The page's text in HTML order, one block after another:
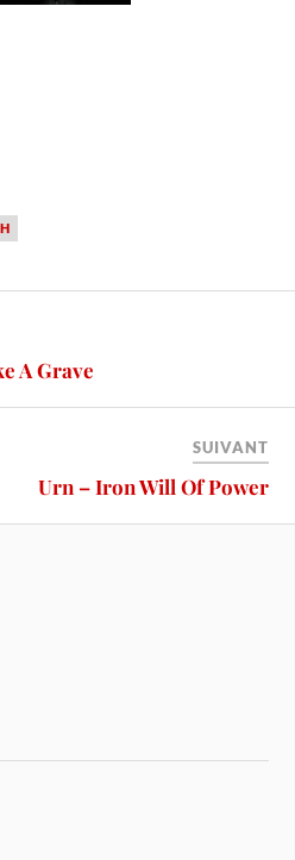
A Grave
SUIVANT
Urn – Iron Will Of Power